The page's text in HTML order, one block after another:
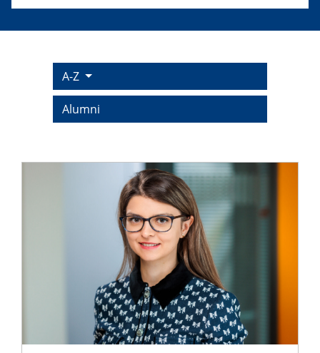
A-Z
Alumni